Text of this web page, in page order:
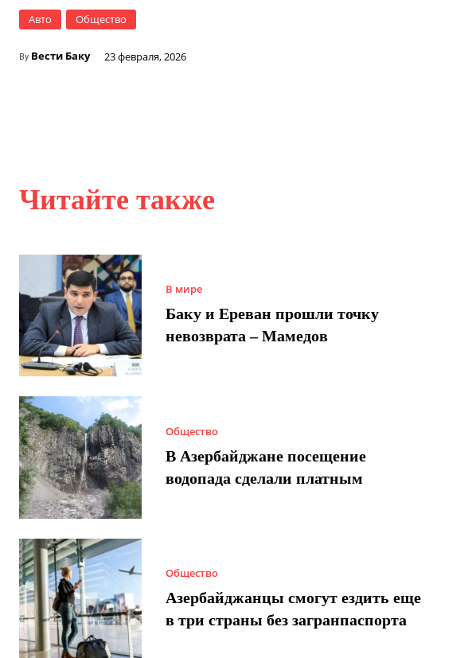
Авто Общество
By Вести Баку 23 февраля, 2026
Читайте также
В мире
Баку и Ереван прошли точку
невозврата – Мамедов
Общество
В Азербайджане посещение
водопада сделали платным
Общество
Азербайджанцы смогут ездить еще
в три страны без загранпаспорта